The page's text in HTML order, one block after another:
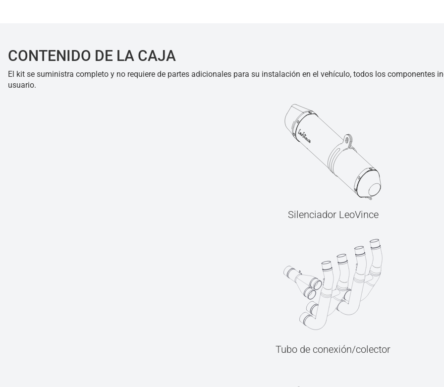
CONTENIDO DE LA CAJA
El kit se suministra completo y no requiere de partes adicionales para su instalación en el vehículo, todos los componentes
usuario.
Silenciador LeoVince
Tubo de conexión/colector